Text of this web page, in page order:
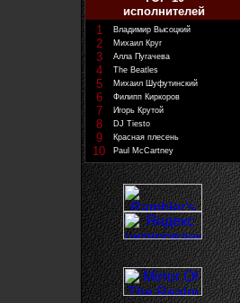
исполнителей
1
Владимир Высоцкий
2 Михаил Круг
3 Алла Пугачева
4 The Beatles
5 Михаил Шуфутинский
6 Филипп Киркоров
7 Игорь Крутой
8 DJ Tiesto
9 Красная плесень
10 Paul McCartney